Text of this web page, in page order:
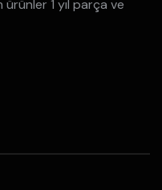
ürünler 1 yıl parça ve